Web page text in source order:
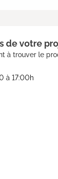
de votre
à trouver le
à 17:00h